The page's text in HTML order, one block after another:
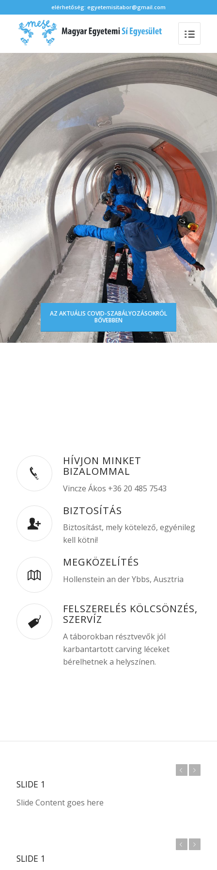
elérhetőség: egyetemisitabor@gmail.com
AZ AKTUÁLIS COVID-SZABÁLYOZÁSOKRÓL
BŐVEBBEN
HÍVJON MINKET
BIZALOMMAL
Vincze Ákos +36 20 485 7543
BIZTOSÍTÁS
Biztosítást, mely kötelező, egyénileg
kell kötni!
MEGKÖZELÍTÉS
Hollenstein an der Ybbs, Ausztria
FELSZERELÉS KÖLCSÖNZÉS,
SZERVÍZ
A táborokban résztvevők jól
karbantartott carving léceket
bérelhetnek a helyszínen.
SLIDE 1
Slide Content goes here
SLIDE 1